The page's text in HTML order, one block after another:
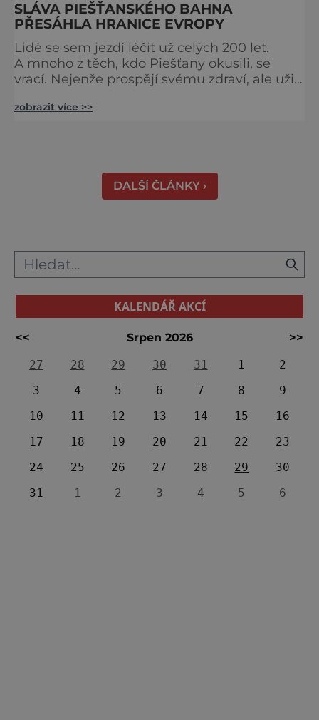
SLÁVA PIEŠŤANSKÉHO BAHNA
PŘESÁHLA HRANICE EVROPY
Lidé se sem jezdí léčit už celých 200 let.
A mnoho z těch, kdo Piešťany okusili, se
vrací. Nejenže prospějí svému zdraví, ale užijí
řekne slovenské lázně, Piešťany bývají první
zobrazit více >>
DALŠÍ ČLÁNKY ›
KALENDÁŘ AKCÍ
<< Srpen 2026
>>
27
28 29 30 31 1
2
3
4 5 6 7 8
9
10
11 12 13 14 15
16
17
18 19 20 21 22
23
24
25 26 27 28 29
30
31
1 2 3 4 5 6